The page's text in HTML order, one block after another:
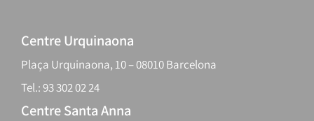
Centre Urquinaona
Plaça Urquinaona, 10 – 08010 Barcelona
Tel.: 93 302 02 24
Centre Santa Anna